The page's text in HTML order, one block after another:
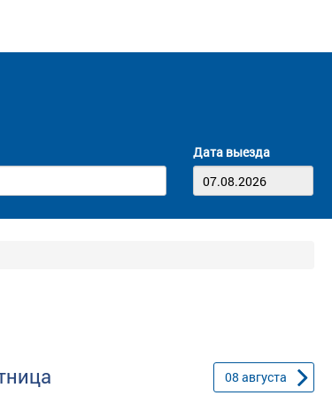
Дата выезда
08 августа